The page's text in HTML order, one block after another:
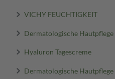
VICHY FEUCHTIGKEIT
Dermatologische
Hyaluron Tagescreme
Dermatologische Hautpflege